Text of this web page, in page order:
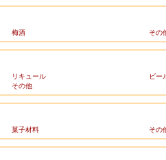
梅酒 その
リキュール ビー
その他
菓子材料 その